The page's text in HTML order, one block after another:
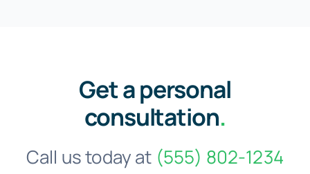
Get a personal
consultation.
Call us today at (555) 802-1234